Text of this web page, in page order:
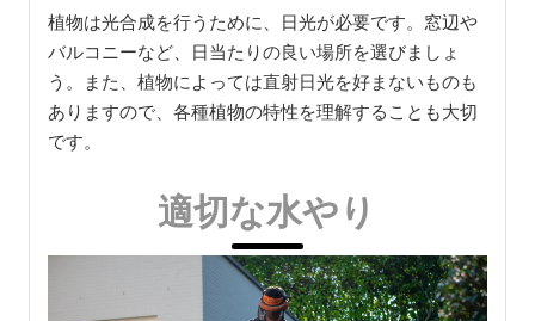
植物は光合成を行うために、日光が必要です。窓辺や
バルコニーなど、日当たりの良い場所を選びましょ
う。また、植物によっては直射日光を好まないものも
ありますので、各種植物の特性を理解することも大切
です。
適切な水やり